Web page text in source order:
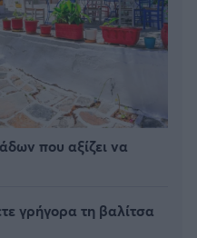
που αξίζει να
γρήγορα τη βαλίτσα